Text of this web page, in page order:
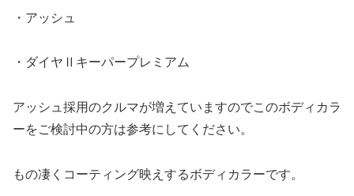
・アッシュ
・ダイヤⅡキーパープレミアム
アッシュ採用のクルマが増えていますのでこのボディカラ
ーをご検討中の方は参考にしてください。
もの凄くコーティング映えするボディカラーです。